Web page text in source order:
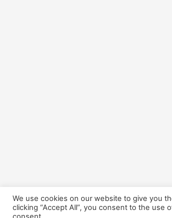
We use cookies on our website to give you
clicking “Accept All”, you consent to the use